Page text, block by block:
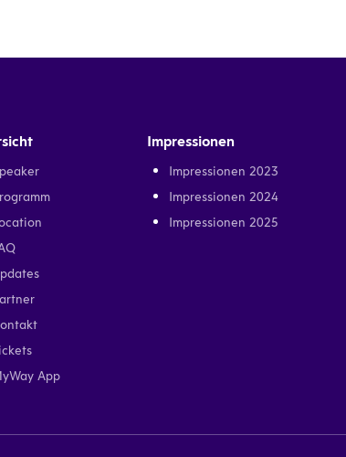
App
Impressionen
Impressionen 2023
Impressionen 2024
Impressionen 2025